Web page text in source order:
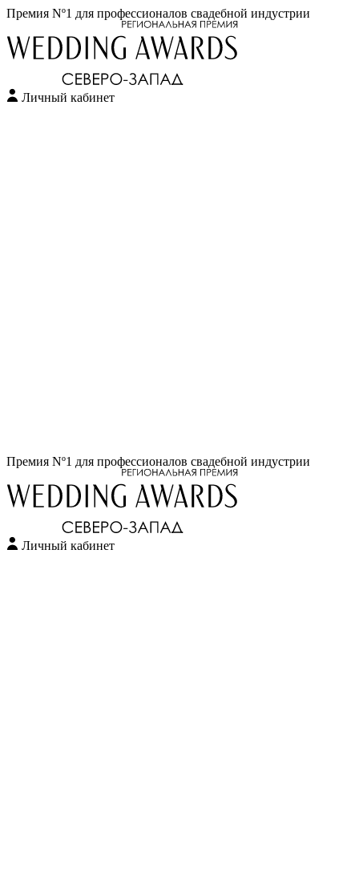
Премия Nº1 для профессионалов свадебной индустрии
Личный кабинет
Перейти
содержимому
Премия Nº1 для профессионалов свадебной индустрии
Личный кабинет